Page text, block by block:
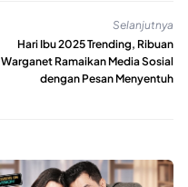
Selanjutnya
Hari Ibu 2025 Trending, Ribuan
Warganet Ramaikan Media Sosial
dengan Pesan Menyentuh